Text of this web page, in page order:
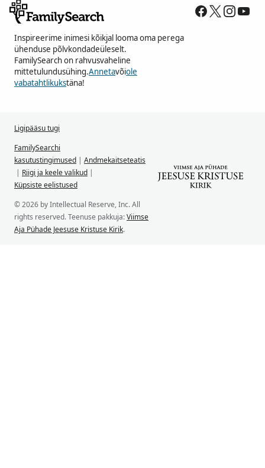
Inspireerime inimesi kõikjal looma oma perega
ühenduse põlvkondadeüleselt.
FamilySearch on rahvusvaheline
mittetulundusühing.Annetavõiole
vabatahtlikukstäna!
Ligipääsu tugi
FamilySearchi
kasutustingimused | Andmekaitseteatis
| Riigi ja keele valikud |
Küpsiste eelistused
© 2026 by Intellectual Reserve, Inc. All
rights reserved. Teenuse pakkuja:Viimse
Aja Pühade Jeesuse Kristuse Kirik.